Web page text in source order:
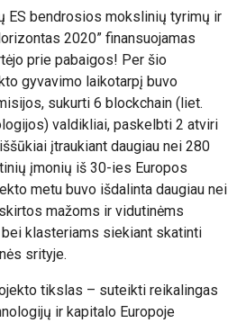
ES bendrosios mokslinių tyrimų ir
2020” finansuojamas
prie pabaigos! Per šio
gyvavimo laikotarpį buvo
sukurti 6 blockchain (liet.
valdikliai, paskelbti 2 atviri
įtraukiant daugiau nei 280
įmonių iš 30-ies Europos
metu buvo išdalinta daugiau nei
mažoms ir vidutinėms
klasteriams siekiant skatinti
srityje.
tikslas – suteikti reikalingas
ir kapitalo Europoje